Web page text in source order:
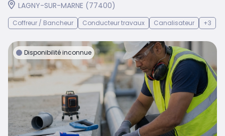
LAGNY-SUR-MARNE (77400)
Coffreur / Bancheur Conducteur travaux Canalisateur +3
Disponibilité inconnue